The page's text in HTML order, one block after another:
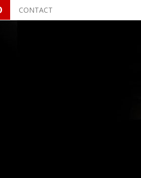
CONTACT